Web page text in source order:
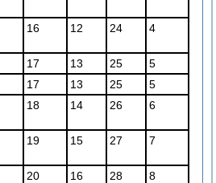
16 12 24 4
17 13 25
5
17 13 25
5
18 14 26 6
19 15 27 7
20 16 28 8